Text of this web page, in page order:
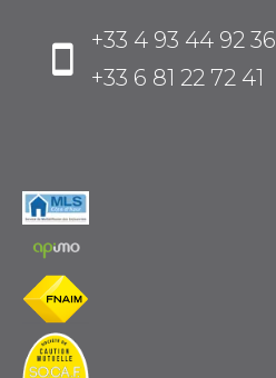
+33 4 93 44 92 36
+33 6 81 22 72 41